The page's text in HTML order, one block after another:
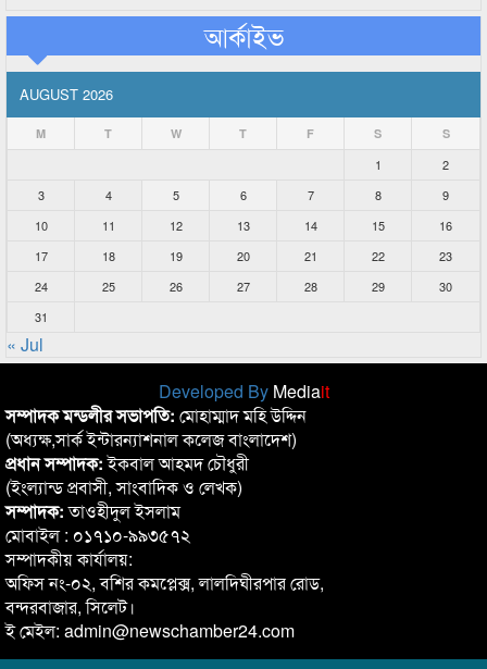
আর্কাইভ
AUGUST 2026
M T W T F S S
1
2
3
4 5 6 7 8
9
10
11 12 13 14 15
16
17
18 19 20 21 22
23
24
25 26 27 28 29
30
31
« Jul
Developed By Mediait
সম্পাদক মন্ডলীর সভাপতি: মোহাম্মাদ মহি উদ্দিন
(অধ্যক্ষ,সার্ক ইন্টারন্যাশনাল কলেজ বাংলাদেশ)
প্রধান সম্পাদক:ইকবাল আহমদ চৌধুরী
(ইংল্যান্ড প্রবাসী, সাংবাদিক ও লেখক)
সম্পাদক:তাওহীদুল ইসলাম
মোবাইল : ০১৭১০-৯৯৩৫৭২
সম্পাদকীয় কার্যালয়:
অফিস নং-০২, বশির কমপ্লেক্স, লালদিঘীরপার রোড,
বন্দরবাজার, সিলেট।
ই মেইল: admin@newschamber24.com